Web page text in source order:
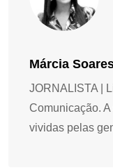
Márcia
JORNALISTA |
Comunicação.
vividas pelas